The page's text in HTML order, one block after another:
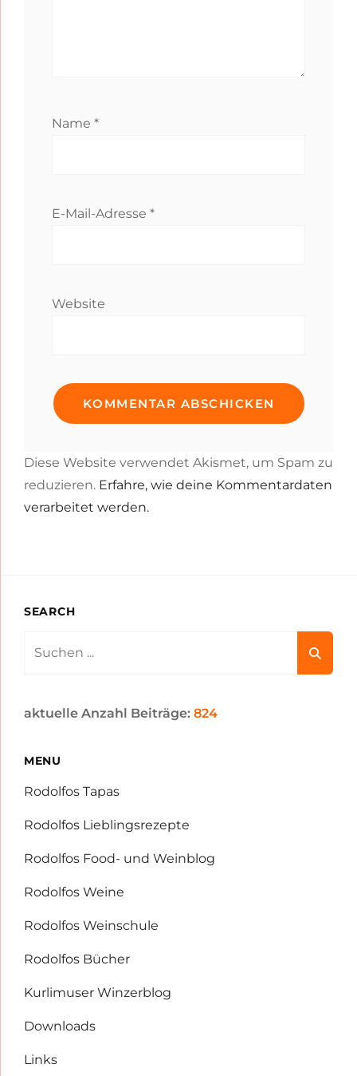
Name *
E-Mail-Adresse *
Website
Diese Website verwendet Akismet, um Spam zu
reduzieren. Erfahre, wie deine Kommentardaten
verarbeitet werden.
SEARCH
aktuelle Anzahl Beiträge: 824
MENU
Rodolfos Tapas
Rodolfos Lieblingsrezepte
Rodolfos Food- und Weinblog
Rodolfos Weine
Rodolfos Weinschule
Rodolfos Bücher
Kurlimuser Winzerblog
Downloads
Links